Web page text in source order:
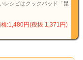
レシピはクックパッド「昆
格:1,480円(税抜 1,371円)